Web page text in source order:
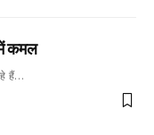
में कमल
हैं…